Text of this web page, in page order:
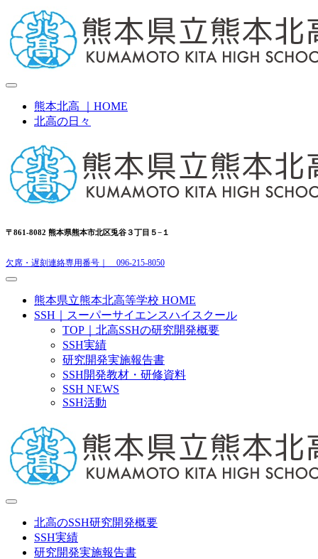
熊本北高 ｜HOME
北高の日々
〒861-8082 熊本県熊本市北区兎谷３丁目５−１
欠席・遅刻連絡専用番号｜ 096-215-8050
熊本県立熊本北高等学校 HOME
SSH｜スーパーサイエンスハイスクール
TOP｜北高SSHの研究開発概要
SSH実績
研究開発実施報告書
SSH開発教材・研修資料
SSH NEWS
SSH活動
北高のSSH研究開発概要
SSH実績
研究開発実施報告書